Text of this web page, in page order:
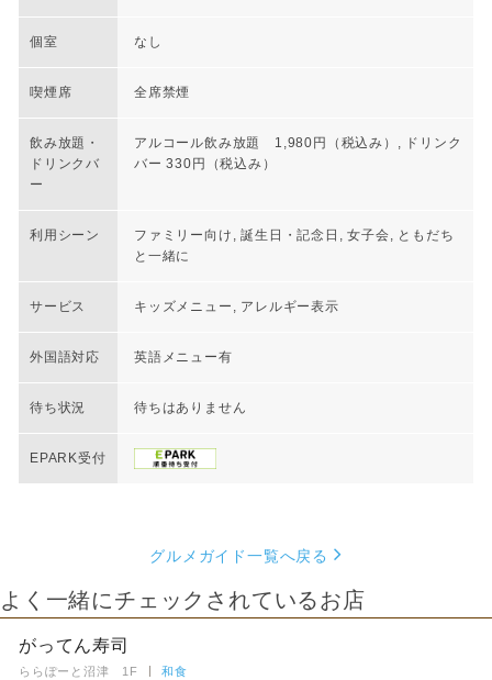
個室 なし
喫煙席 全席禁煙
飲み放題・
ドリンクバ
ー
アルコール飲み放題 1,980円（税込み）, ドリンク
バー 330円（税込み）
利用シーン
ファミリー向け, 誕生日・記念日, 女子会, ともだち
と一緒に
サービス キッズメニュー, アレルギー表示
外国語対応 英語メニュー有
待ち状況 待ちはありません
EPARK受付
グルメガイド一覧へ戻る
よく一緒にチェックされているお店
がってん寿司
ららぽーと沼津 1F 和食